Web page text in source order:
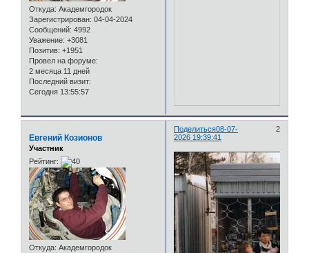
Откуда: Академгородок
Зарегистрирован: 04-04-2024
Сообщений: 4992
Уважение: +3081
Позитив: +1951
Провел на форуме:
2 месяца 11 дней
Последний визит:
Сегодня 13:55:57
Поделиться 2
08-07-
2026 19:39:41
Евгений Козионов
Участник
Рейтинг:
Откуда: Академгородок